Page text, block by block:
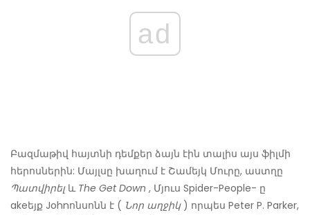
ad
Բազմաթիվ հայտնի դեմքեր ձայն էին տալիս այս ֆիլմի
հերոսներին: Մայլսը խաղում է Շամեյկ Մուրը, աստղը
Պատվիրելև The Get Down , Մյուս Spider-People- ը
akeեյք Johnոնսոնն է ( Նոր աղջիկ) որպես Peter P. Parker,